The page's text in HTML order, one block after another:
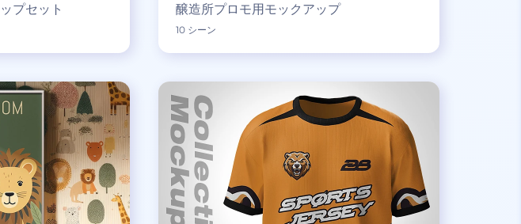
プセット 醸造所プロモ用モックアップ
10 シーン